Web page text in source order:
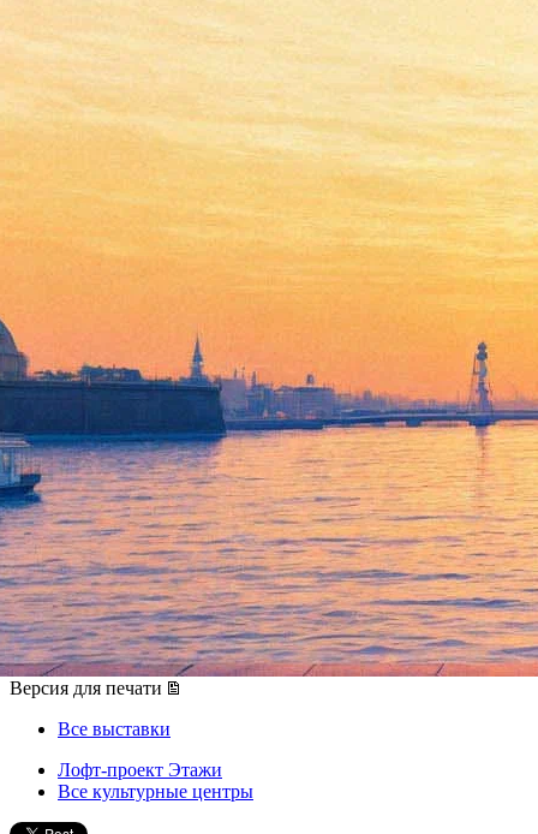
Фотовыставка Сергея
Пономарева "Ливия.
Сирокко. War Photographs"
17 апреля 2012, вторник-20 мая 2012, воскресенье
Версия для печати
Все выставки
Лофт-проект Этажи
Все культурные центры